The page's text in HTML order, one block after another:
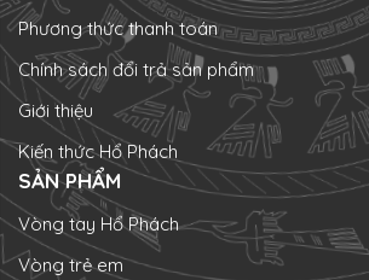
Phương thức thanh toán
Chính sách đổi trả sản phẩm
Giới thiệu
Kiến thức Hổ Phách
SẢN PHẨM
Vòng tay Hổ Phách
Vòng trẻ em